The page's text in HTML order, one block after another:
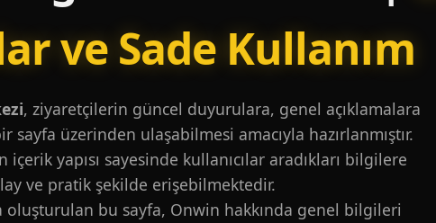
ve Sade Kullanım
, ziyaretçilerin güncel duyurulara, genel açıklamalara
üzerinden ulaşabilmesi amacıyla hazırlanmıştır.
yapısı sayesinde kullanıcılar aradıkları bilgilere
ve pratik şekilde erişebilmektedir.
oluşturulan bu sayfa, Onwin hakkında genel bilgileri